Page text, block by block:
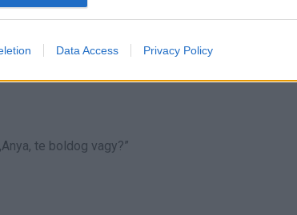
Data Access Privacy Policy
Később Emily megjegyezte: „Sophia mostanában
te boldog vagy?”